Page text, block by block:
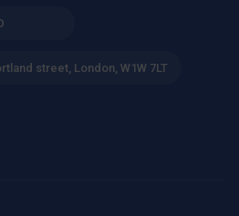
street, London, W1W 7LT